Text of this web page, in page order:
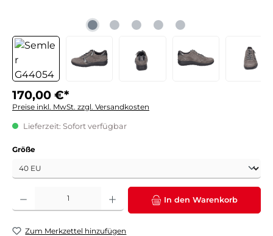
170,00 €*
Preise inkl. MwSt. zzgl. Versandkosten
Lieferzeit: Sofort verfügbar
Größeauswählen
Produkt Anzahl: Gib den gewünschten Wert ein oder benutze die Schaltflächen um
In den Warenkorb
Zum Merkzettel hinzufügen